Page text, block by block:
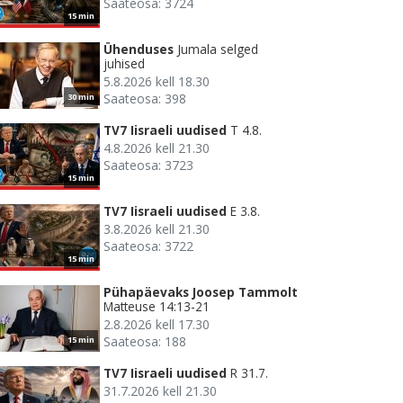
15 min
30 min
Ühenduses Jumala selged
juhised
5.8.2026 kell 18.30
Saateosa: 398
15 min
TV7 Iisraeli uudised T 4.8.
4.8.2026 kell 21.30
Saateosa: 3723
15 min
TV7 Iisraeli uudised E 3.8.
3.8.2026 kell 21.30
Saateosa: 3722
15 min
Pühapäevaks Joosep Tammolt
Matteuse 14:13-21
2.8.2026 kell 17.30
Saateosa: 188
TV7 Iisraeli uudised R 31.7.
31.7.2026 kell 21.30